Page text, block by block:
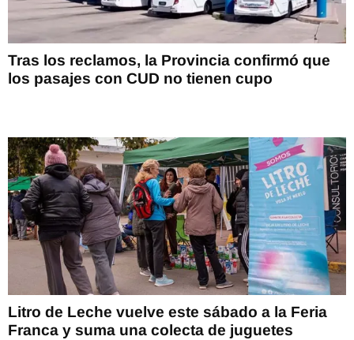
Tras los reclamos, la Provincia confirmó que
los pasajes con CUD no tienen cupo
Litro de Leche vuelve este sábado a la Feria
Franca y suma una colecta de juguetes